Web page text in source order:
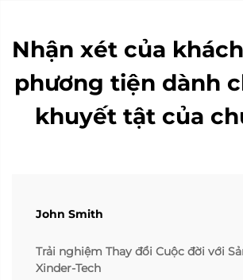
Nhận xét của
phương tiện dành
khuyết tật của
John Smith
Trải nghiệm Thay đổi Cuộc đời với
Xinder-Tech